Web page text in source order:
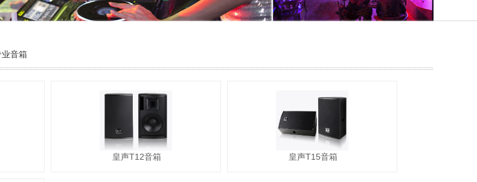
业音箱
皇声T12音箱 皇声T15音箱